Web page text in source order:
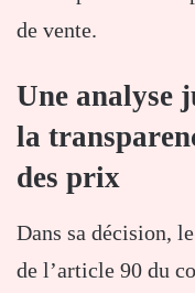
de vente.
Une analyse
la
des prix
Dans sa décision,
de l’article 90 du